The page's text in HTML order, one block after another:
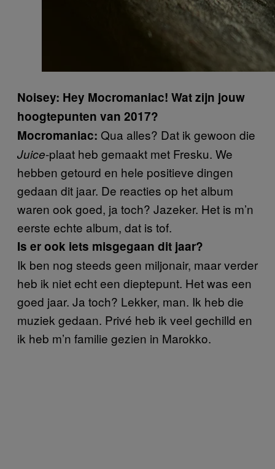
Noisey: Hey Mocromaniac! Wat zijn jouw
hoogtepunten van 2017?
Mocromaniac: Qua alles? Dat ik gewoon die
Juice-plaat heb gemaakt met Fresku. We
hebben getourd en hele positieve dingen
gedaan dit jaar. De reacties op het album
waren ook goed, ja toch? Jazeker. Het is m’n
eerste echte album, dat is tof.
Is er ook iets misgegaan dit jaar?
Ik ben nog steeds geen miljonair, maar verder
heb ik niet echt een dieptepunt. Het was een
goed jaar. Ja toch? Lekker, man. Ik heb die
muziek gedaan. Privé heb ik veel gechilld en
ik heb m’n familie gezien in Marokko.